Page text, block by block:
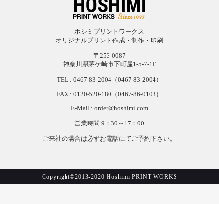
ホシミプリントワークス
オリジナルプリント作成・制作・印刷
〒253-0087
神奈川県茅ケ崎市下町屋1-5-7-1F
TEL : 0467-83-2004（0467-83-2004）
FAX : 0120-520-180（0467-86-0103）
E-Mail : order@hoshimi.com
営業時間 9：30～17：00
ご来社の場合は必ずお電話にてご予約下さい。
Copyright©2013-2020 Hoshimi PRINT WORKS